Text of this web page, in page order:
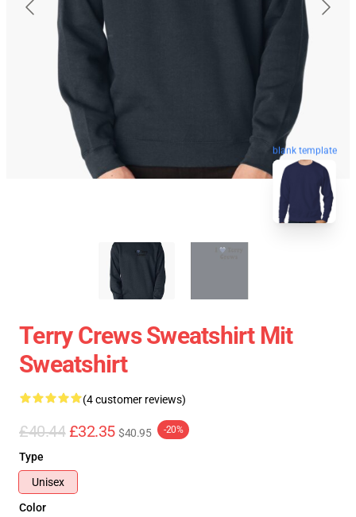
blank template
Terry Crews Sweatshirt Mit
Sweatshirt
(4 customer reviews)
£40.44 £32.35 $40.95 -20%
Type
Unisex
Color